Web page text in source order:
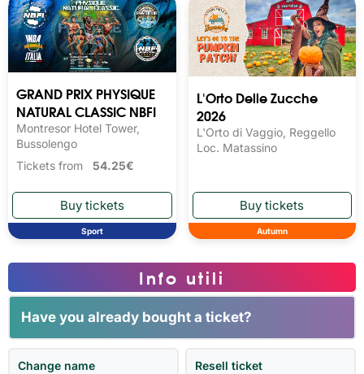
GRAND PRIX PHYSIQUE
NATURAL CLASSIC NBFI
Montresor Hotel Tower,
Bussolengo
Tickets from 54.25€
Sport
L'Orto Delle Zucche
2026
L'Orto di Vaggio, Reggello
Loc. Matassino
Autumn
Info utili
Have you already bought a ticket?
Change name Resell ticket